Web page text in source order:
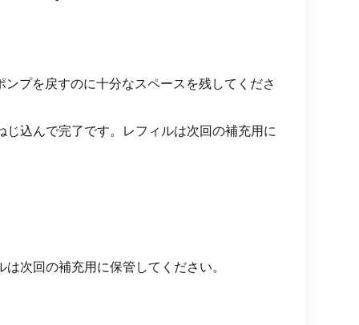
プを戻すのに十分なスペースを残してくださ
込んで完了です。レフィルは次回の補充用に
次回の補充用に保管してください。